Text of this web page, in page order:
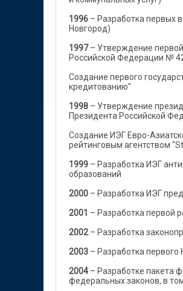
1996 – Разработка первых
Новгород)
1997– Утверждение
Российской Федерации №
Создание первого
кредитованию"
1998 – Утверждение
Президента Российской
Создание ИЭГ Евро-
рейтинговым агентством
1999 – Разработка ИЭГ
образований
2000 – Разработка ИЭГ
2001 – Разработка первой
2002– Разработка
2003 – Разработка
2004 – Разработке пакета
федеральных законов, в